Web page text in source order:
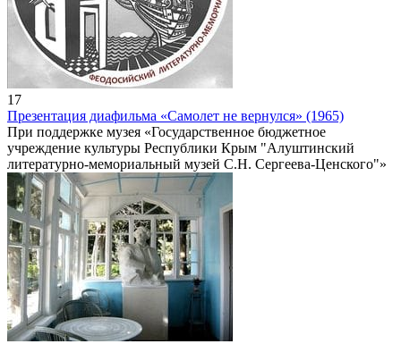
17
Презентация диафильма «Самолет не вернулся» (1965)
При поддержке музея «Государственное бюджетное
учреждение культуры Республики Крым "Алуштинский
литературно-мемориальный музей С.Н. Сергеева-Ценского"»